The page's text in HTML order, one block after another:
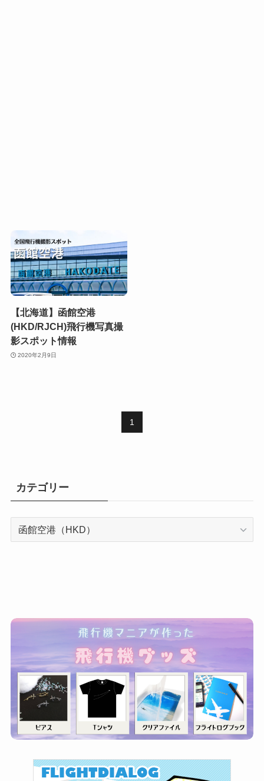
【北海道】函館空港
(HKD/RJCH)飛行機写真撮
影スポット情報
2020年2月9日
1
カテゴリー